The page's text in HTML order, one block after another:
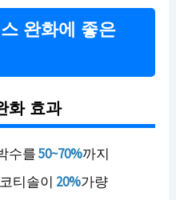
완화에 좋은
화 효과
수를50~70%까지
티솔이 20%가량